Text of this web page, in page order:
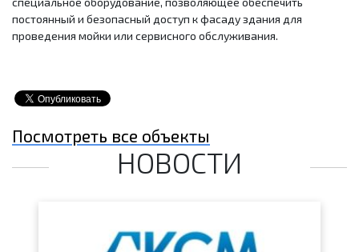
постоянный и безопасный доступ к фасаду здания для
проведения мойки или сервисного обслуживания.
Посмотреть все объекты
НОВОСТИ